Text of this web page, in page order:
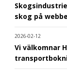
skog på
2026-02-12
Vi välkomnar